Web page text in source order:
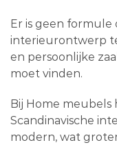
Er is geen
interieurontwerp
en persoonlijke
moet vinden.
Bij Home
Scandinavische
modern, wat